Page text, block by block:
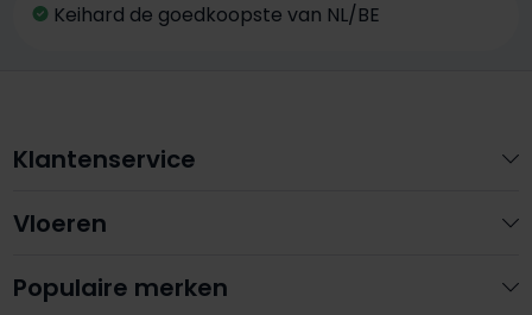
Keihard de goedkoopste van NL/BE
Klantenservice
Vloeren
Populaire merken